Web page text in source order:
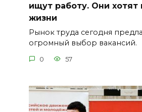
ищут работу. Они хотят
жизни
Рынок труда сегодня
огромный выбор вакансий.
0 57